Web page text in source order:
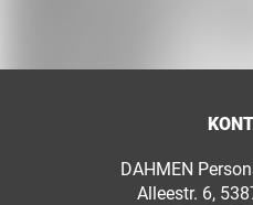
DAHMEN
Alleestr. 6,